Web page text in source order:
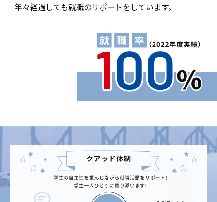
年々経過しても就職のサポートをしています。